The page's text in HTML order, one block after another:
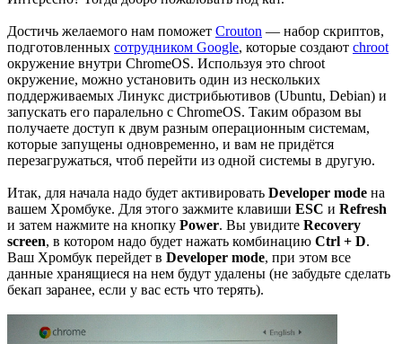
Достичь желаемого нам поможет Crouton — набор скриптов,
подготовленных сотрудником Google, которые создают chroot
окружение внутри ChromeOS. Используя это chroot
окружение, можно установить один из нескольких
поддерживаемых Линукс дистрибьютивов (Ubuntu, Debian) и
запускать его паралельно с ChromeOS. Таким образом вы
получаете доступ к двум разным операционным системам,
которые запущены одновременно, и вам не придётся
перезагружаться, чтоб перейти из одной системы в другую.
Итак, для начала надо будет активировать Developer mode на
вашем Хромбуке. Для этого зажмите клавиши ESC и Refresh
и затем нажмите на кнопку Power. Вы увидите Recovery
screen, в котором надо будет нажать комбинацию Ctrl + D.
Ваш Хромбук перейдет в Developer mode, при этом все
данные хранящиеся на нем будут удалены (не забудьте сделать
бекап заранее, если у вас есть что терять).